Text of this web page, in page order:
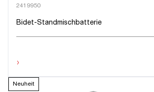
2419950
Bidet-Standmischbatterie
›
Neuheit